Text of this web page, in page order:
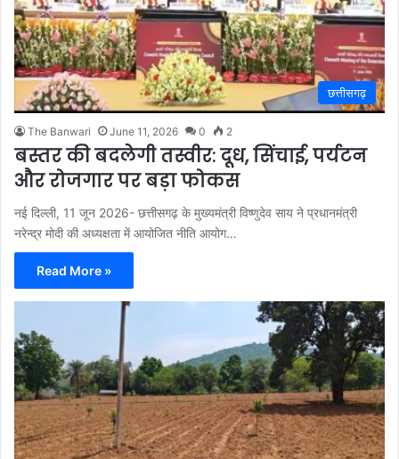
छत्तीसगढ़
The Banwari June 11, 2026 0 2
बस्तर की बदलेगी तस्वीर: दूध, सिंचाई, पर्यटन
और रोजगार पर बड़ा फोकस
नई दिल्ली, 11 जून 2026- छत्तीसगढ़ के मुख्यमंत्री विष्णुदेव साय ने प्रधानमंत्री
नरेन्द्र मोदी की अध्यक्षता में आयोजित नीति आयोग…
Read More »